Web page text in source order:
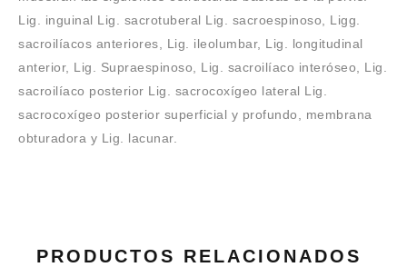
Lig. inguinal Lig. sacrotuberal Lig. sacroespinoso, Ligg.
sacroilíacos anteriores, Lig. ileolumbar, Lig. longitudinal
anterior, Lig. Supraespinoso, Lig. sacroilíaco interóseo, Lig.
sacroilíaco posterior Lig. sacrocoxígeo lateral Lig.
sacrocoxígeo posterior superficial y profundo, membrana
obturadora y Lig. lacunar.
PRODUCTOS RELACIONADOS